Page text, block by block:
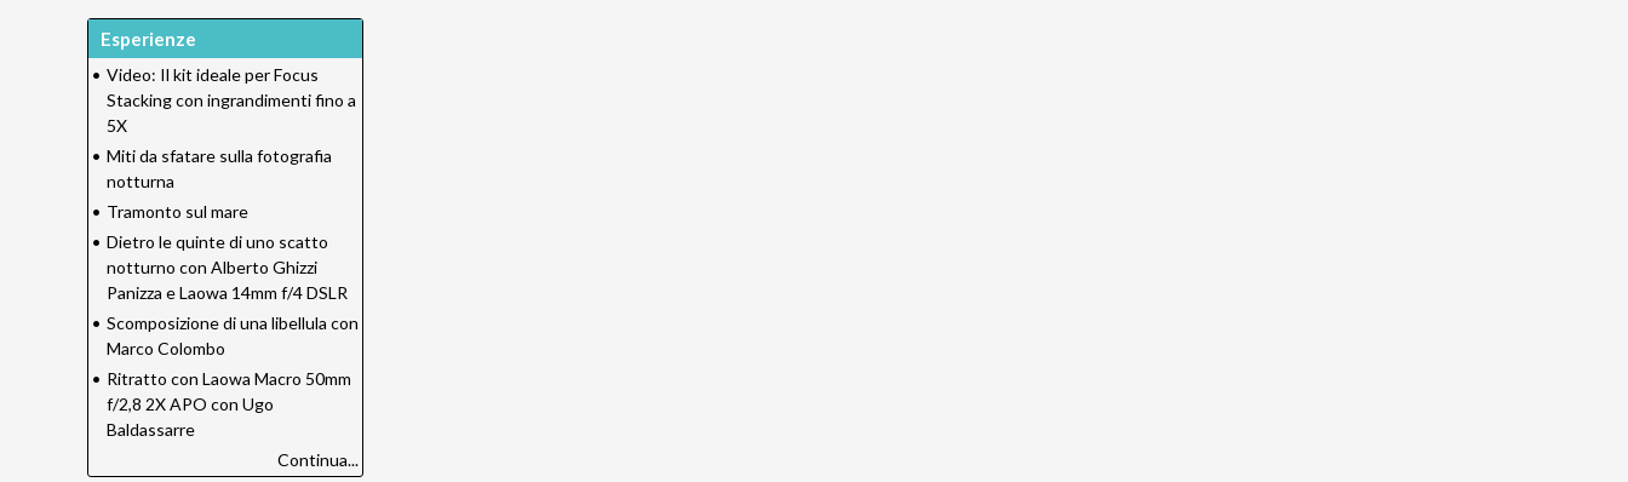
Esperienze
• Video: Il kit ideale per Focus
Stacking con ingrandimenti fino a
5X
• Miti da sfatare sulla fotografia
notturna
• Tramonto sul mare
• Dietro le quinte di uno scatto
notturno con Alberto Ghizzi
Panizza e Laowa 14mm f/4 DSLR
• Scomposizione di una libellula con
Marco Colombo
• Ritratto con Laowa Macro 50mm
f/2,8 2X APO con Ugo
Baldassarre
Continua...